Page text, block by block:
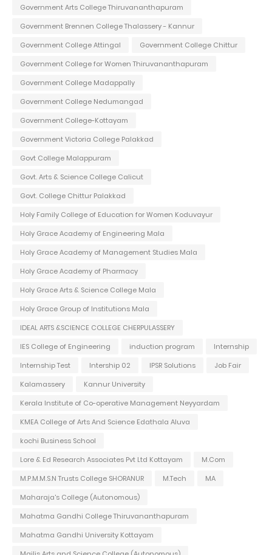
Government Arts College Thiruvananthapuram
Government Brennen College Thalassery - Kannur
Government College Attingal
Government College Chittur
Government College for Women Thiruvananthapuram
Government College Madappally
Government College Nedumangad
Government College-Kottayam
Government Victoria College Palakkad
Govt College Malappuram
Govt. Arts & Science College Calicut
Govt. College Chittur Palakkad
Holy Family College of Education for Women Koduvayur
Holy Grace Academy of Engineering Mala
Holy Grace Academy of Management Studies Mala
Holy Grace Academy of Pharmacy
Holy Grace Arts & Science College Mala
Holy Grace Group of Institutions Mala
IDEAL ARTS &SCIENCE COLLEGE CHERPULASSERY
IES College of Engineering
induction program
Internship
Internship Test
Intership 02 IPSR Solutions
Job Fair
Kalamassery
Kannur University
Kerala Institute of Co-operative Management Neyyardam
KMEA College of Arts And Science Edathala Aluva
kochi Business School
Lore & Ed Research Associates Pvt Ltd Kottayam
M.Com
M.P.M.M.S.N Trusts College SHORANUR
M.Tech
MA
Maharaja's College (Autonomous)
Mahatma Gandhi College Thiruvananthapuram
Mahatma Gandhi University Kottayam